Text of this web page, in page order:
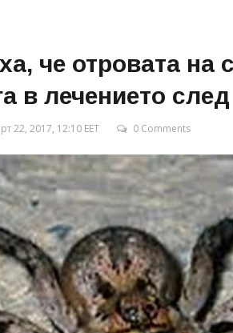
че отровата на
в лечението
22, 2017, 12:10 EET 0 Comments